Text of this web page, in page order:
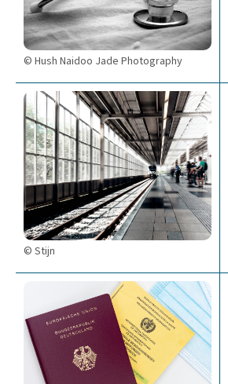
© Hush Naidoo Jade Photography
© Stijn